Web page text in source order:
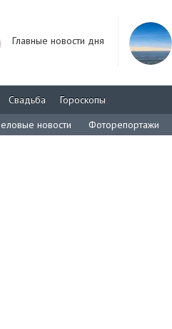
Главные новости дня
Свадьба
Гороскопы
новости Фоторепортажи